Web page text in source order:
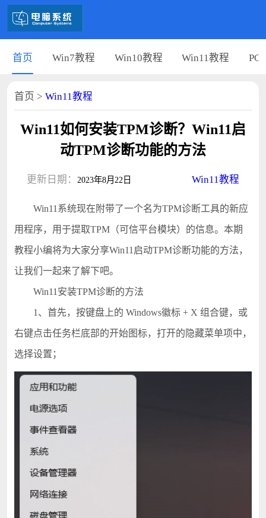
首页 Win7教程 Win10教程 Win11教程 PC
首页 > Win11教程
Win11如何安装TPM诊断？Win11启
动TPM诊断功能的方法
更新日期： 2023年8月22日 Win11教程
Win11系统现在附带了一个名为TPM诊断工具的新应
用程序，用于提取TPM（可信平台模块）的信息。本期
教程小编将为大家分享Win11启动TPM诊断功能的方法，
让我们一起来了解下吧。
Win11安装TPM诊断的方法
1、首先，按键盘上的 Windows徽标 + X 组合键，或
右键点击任务栏底部的开始图标，打开的隐藏菜单项中，
选择设置；